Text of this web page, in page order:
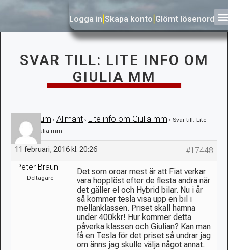
Logga in Skapa konto Glömt lösenord
SVAR TILL: LITE INFO OM
GIULIA MM
› Forum › Allmänt › Lite info om Giulia mm › Svar till: Lite
info om Giulia mm
11 februari, 2016 kl. 20:26
#17448
Peter Braun
Deltagare
Det som oroar mest är att Fiat verkar
vara hopplöst efter de flesta andra när
det gäller el och Hybrid bilar. Nu i år
så kommer tesla visa upp en bil i
mellanklassen. Priset skall hamna
under 400kkr! Hur kommer detta
påverka klassen och Giulian? Kan man
få en Tesla för det priset så undrar jag
om änns jag skulle välja något annat.